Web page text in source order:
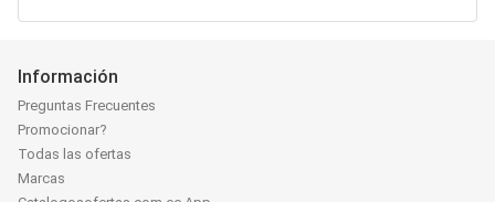
Información
Preguntas Frecuentes
Promocionar?
Todas las ofertas
Marcas